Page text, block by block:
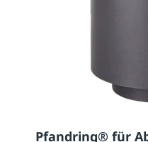
Pfandring® für